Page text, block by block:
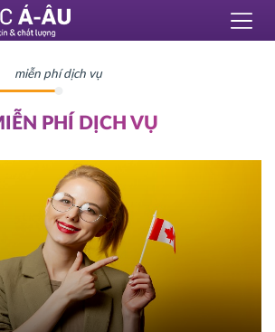
miễn phí dịch vụ
PHÍ DỊCH VỤ